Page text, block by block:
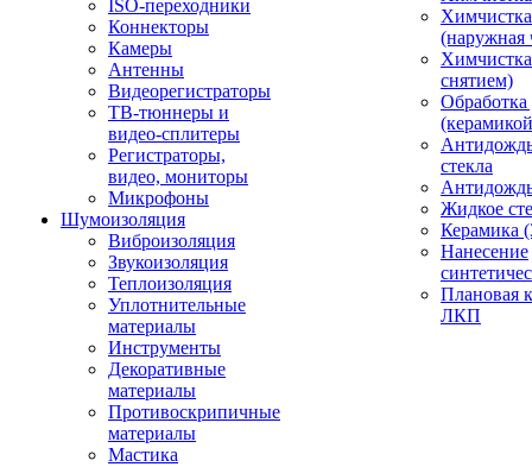
ISO-переходники
Коннекторы
Камеры
Антенны
Видеорегистраторы
ТВ-тюннеры и
видео-сплитеры
Регистраторы,
видео, мониторы
Микрофоны
Шумоизоляция
Виброизоляция
Звукоизоляция
Теплоизоляция
Уплотнительные
материалы
Инструменты
Декоративные
материалы
Противоскрипичные
материалы
Мастика
(наружная
снятием)
Обработка
стекла
Жидкое
Керамика
Нанесение
Плановая
ЛКП